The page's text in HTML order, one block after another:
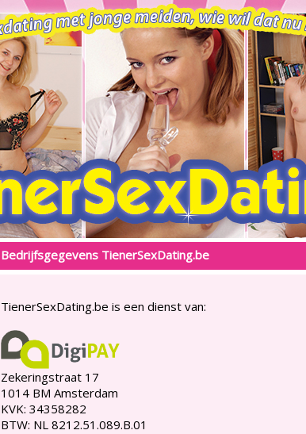
Bedrijfsgegevens TienerSexDating.be
TienerSexDating.be is een dienst van:
Zekeringstraat 17
1014 BM Amsterdam
KVK: 34358282
BTW: NL 8212.51.089.B.01